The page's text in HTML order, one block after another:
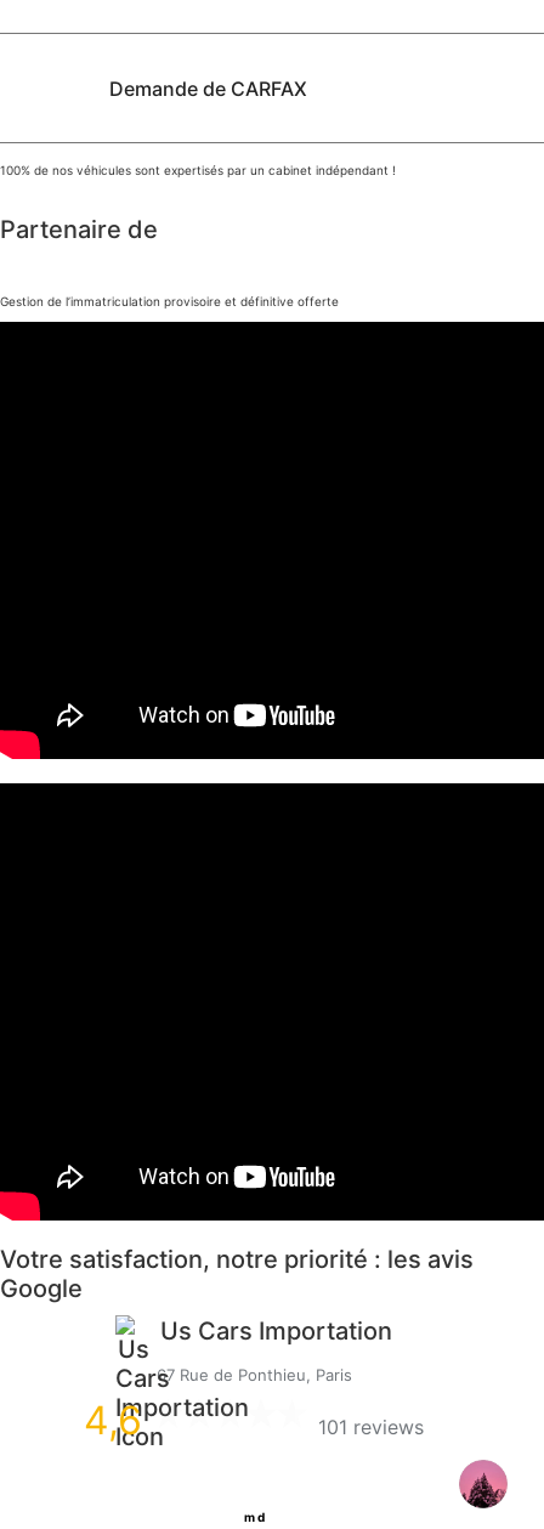
Demande de CARFAX
100% de nos véhicules sont expertisés par un cabinet indépendant !
Partenaire de
Gestion de l’immatriculation provisoire et définitive offerte
Votre satisfaction, notre priorité : les avis
Google
Us Cars Importation
67 Rue de Ponthieu, Paris
4,6 101 reviews
m d